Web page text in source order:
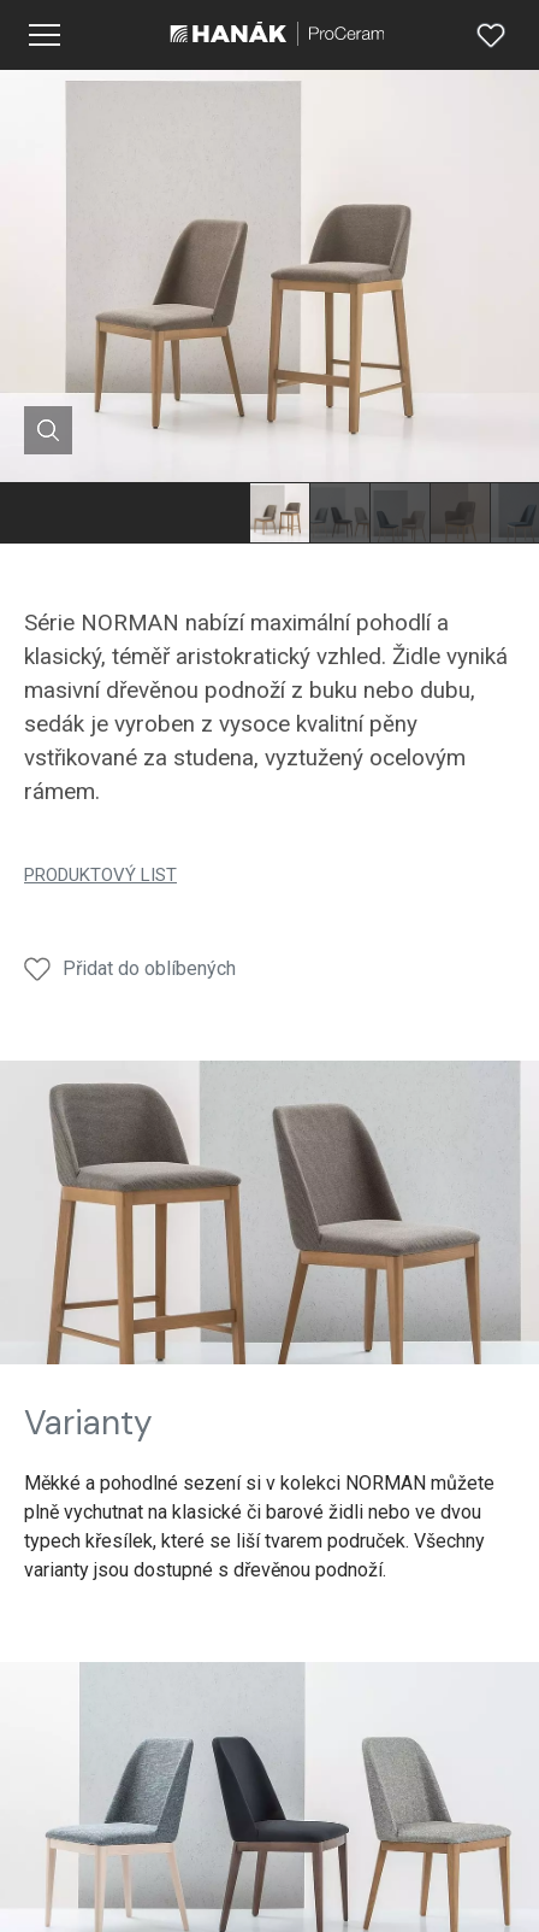
Série NORMAN nabízí maximální pohodlí a
klasický, téměř aristokratický vzhled. Židle vyniká
masivní dřevěnou podnoží z buku nebo dubu,
sedák je vyroben z vysoce kvalitní pěny
vstřikované za studena, vyztužený ocelovým
rámem.
PRODUKTOVÝ LIST
Přidat do oblíbených
Varianty
Měkké a pohodlné sezení si v kolekci NORMAN můžete
plně vychutnat na klasické či barové židli nebo ve dvou
typech křesílek, které se liší tvarem područek. Všechny
varianty jsou dostupné s dřevěnou podnoží.